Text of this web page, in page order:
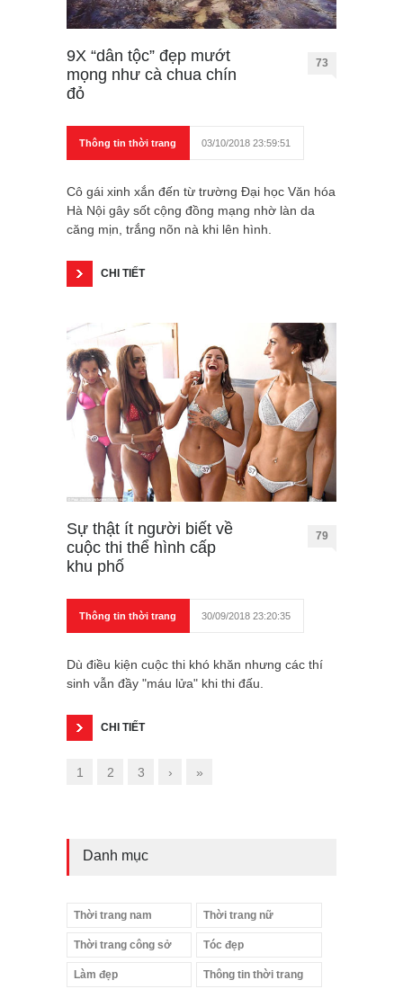
9X “dân tộc” đẹp mướt
mọng như cà chua chín
đỏ
73
Thông tin thời trang 03/10/2018 23:59:51
Cô gái xinh xắn đến từ trường Đại học Văn hóa
Hà Nội gây sốt cộng đồng mạng nhờ làn da
căng mịn, trắng nõn nà khi lên hình.
CHI TIẾT
Sự thật ít người biết về
cuộc thi thể hình cấp
khu phố
79
Thông tin thời trang 30/09/2018 23:20:35
Dù điều kiện cuộc thi khó khăn nhưng các thí
sinh vẫn đầy "máu lửa" khi thi đấu.
CHI TIẾT
1 2 3 › »
Danh mục
Thời trang nam Thời trang nữ
Thời trang công sở Tóc đẹp
Làm đẹp Thông tin thời trang